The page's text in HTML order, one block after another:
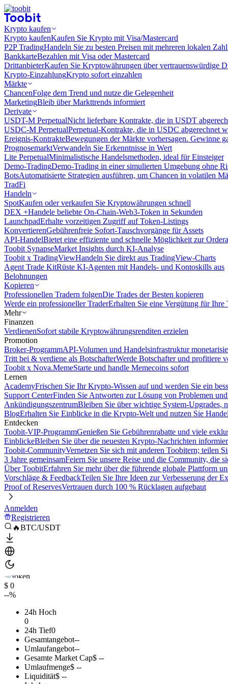
Krypto kaufen
Krypto kaufenKaufen Sie Krypto mit Visa/Mastercard
P2P TradingHandeln Sie zu besten Preisen mit mehreren lokalen
BankkarteBezahlen mit Visa oder Mastercard
DrittanbieterKaufen Sie Kryptowährungen über vertrauenswürdige
Krypto-EinzahlungKrypto sofort einzahlen
Märkte
ChancenFolge dem Trend und nutze die Gelegenheit
MarketingBleib über Markttrends informiert
Derivate
USDT-M PerpetualNicht lieferbare Kontrakte, die in USDT
USDC-M PerpetualPerpetual-Kontrakte, die in USDC abgerechnet
Ereignis-KontrakteBewegungen der Märkte vorhersagen. Gewinne
PrognosemarktVerwandeln Sie Erkenntnisse in Wert
Lite PerpetualMinimalistische Handelsmethoden, ideal für Einsteiger
Demo-TradingDemo-Trading in einer simulierten Umgebung ohne
BotsAutomatisierte Strategien ausführen, um Chancen in volatilen
TradFi
Handeln
SpotKaufen oder verkaufen Sie Kryptowährungen schnell
DEX +Handele beliebte On-Chain-Web3-Token in Sekunden
LaunchpadErhalte vorzeitigen Zugriff auf Token-Listings
KonvertierenGebührenfreie Sofort-Tauschvorgänge für Assets
API-HandelBietet eine effiziente und schnelle Möglichkeit zur
Toobit SynapseMarket Insights durch KI-Analyse
Toobit x TradingViewHandeln Sie direkt aus TradingView-Charts
Agent Trade KitRüste KI-Agenten mit Handels- und Kontoskills aus
Belohnungen
Kopieren
Professionellen Tradern folgenDie Trades der Besten kopieren
Werde ein professioneller TraderErhalten Sie eine Vergütung für Ihre
Mehr
Finanzen
VerdienenSofort stabile Kryptowährungsrenditen erzielen
Promotion
Broker-ProgrammAPI-Volumen und Handelsinfrastruktur
Tritt bei & verdiene als BotschafterWerde Botschafter und profitiere
Toobit x Nova.MemeStarte und handle Memecoins sofort
Lernen
AcademyFrischen Sie Ihr Krypto-Wissen auf und werden Sie ein
Support CenterFinden Sie Antworten zur Lösung von Problemen
AnkündigungszentrumBleiben Sie über wichtige System-Upgrades,
BlogErhalten Sie Einblicke in die Krypto-Welt und nutzen Sie
Entdecken
Toobit-VIP-ProgrammGenießen Sie Gebührenrabatte und viele
EinblickeBleiben Sie über die neuesten Krypto-Nachrichten
Toobit-CommunityVernetzen Sie sich mit anderen Toobitern; teilen
3 Jahre gemeinsamFeiern Sie unsere Reise und die Community, die
Über ToobitErfahren Sie mehr über die führende globale Plattform
Vorschläge & FeedbackTeilen Sie Ihre Ideen zur Verbesserung der
Proof of ReservesVertrauen durch 100 % Rücklagen aufgebaut
Anmelden
Registrieren
🔥BTC/USDT
$ 0
--%
24h Hoch
0
24h Tief0
Gesamtangebot--
Umlaufangebot--
Gesamte Market Cap$ --
Umlaufmenge$ --
Liquidität$ --